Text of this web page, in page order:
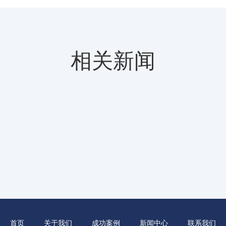
相关新闻
首页 关于我们 成功案例 新闻中心 联系我们